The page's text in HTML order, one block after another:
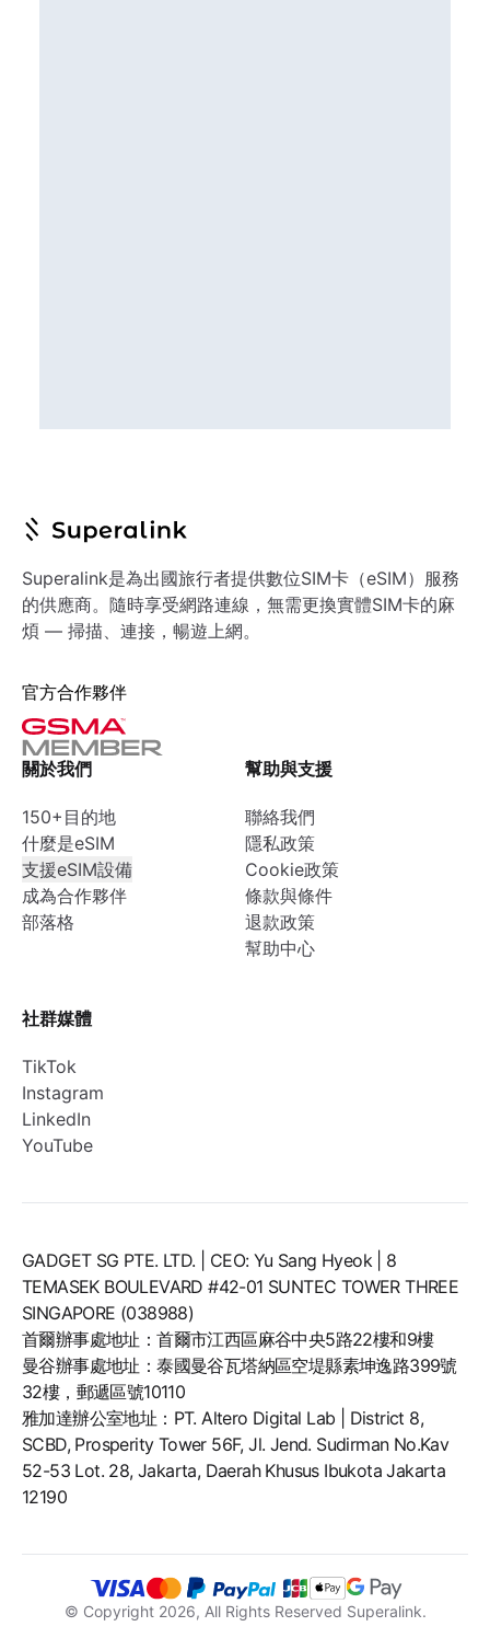
Superalink是為出國旅行者提供數位SIM卡（eSIM）服務
的供應商。隨時享受網路連線，無需更換實體SIM卡的麻
煩 — 掃描、連接，暢遊上網。
官方合作夥伴
關於我們
150+目的地
什麼是eSIM
支援eSIM設備
成為合作夥伴
部落格
幫助與支援
聯絡我們
隱私政策
Cookie政策
條款與條件
退款政策
幫助中心
社群媒體
TikTok
Instagram
LinkedIn
YouTube
GADGET SG PTE. LTD. | CEO: Yu Sang Hyeok | 8
TEMASEK BOULEVARD #42-01 SUNTEC TOWER THREE
SINGAPORE (038988)
首爾辦事處地址：首爾市江西區麻谷中央5路22樓和9樓
曼谷辦事處地址：泰國曼谷瓦塔納區空堤縣素坤逸路399號
32樓，郵遞區號10110
雅加達辦公室地址：PT. Altero Digital Lab | District 8,
SCBD, Prosperity Tower 56F, Jl. Jend. Sudirman No.Kav
52-53 Lot. 28, Jakarta, Daerah Khusus Ibukota Jakarta
12190
© Copyright 2026, All Rights Reserved Superalink.